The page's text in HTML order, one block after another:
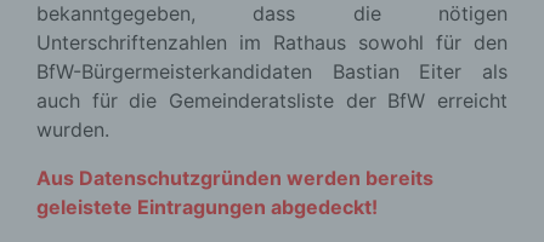
bekanntgegeben, dass die nötigen
Unterschriftenzahlen im Rathaus sowohl für den
BfW-Bürgermeisterkandidaten Bastian Eiter als
auch für die Gemeinderatsliste der BfW erreicht
wurden.
Aus Datenschutzgründen werden bereits
geleistete Eintragungen abgedeckt!